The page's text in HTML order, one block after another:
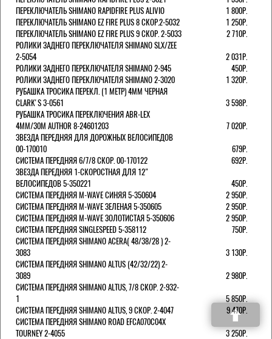
ПЕРЕКЛЮЧАТЕЛЬ SHIMANO RAPIDFIRE PLUS ALIVIO
1 800Р.
ПЕРЕКЛЮЧАТЕЛЬ SHIMANO EZ FIRE PLUS 8 СКОР.2-5032
1 250Р.
ПЕРЕКЛЮЧАТЕЛЬ SHIMANO EZ FIRE PLUS 9 СКОР. 2-5033
2 710Р.
РОЛИКИ ЗАДНЕГО ПЕРЕКЛЮЧАТЕЛЯ SHIMANO SLX/ZEE
2-5054
2 031Р.
РОЛИКИ ЗАДНЕГО ПЕРЕКЛЮЧАТЕЛЯ SHIMANO 2-945
450Р.
РОЛИКИ ЗАДНЕГО ПЕРЕКЛЮЧАТЕЛЯ SHIMANO 2-3020
1 320Р.
РУБАШКА ТРОСИКА ПЕРЕКЛ. (1 МЕТР) 4ММ ЧЕРНАЯ
СLARK'S 3-0561
3 598Р.
РУБАШКА ТРОСИКА ПЕРЕКЛЮЧЕНИЯ ABR-LEX
4MM/30M AUTHOR 8-24601203
7 020Р.
ЗВЕЗДА ПЕРЕДНЯЯ ДЛЯ ДОРОЖНЫХ ВЕЛОСИПЕДОВ
00-170010
679Р.
СИСТЕМА ПЕРЕДНЯЯ 6/7/8 СКОР. 00-170122
692Р.
ЗВЕЗДА ПЕРЕДНЯЯ 1-СКОРОСТНАЯ ДЛЯ 12"
ВЕЛОСИПЕДОВ 5-350221
450Р.
СИСТЕМА ПЕРЕДНЯЯ M-WAVE СИНЯЯ 5-350604
2 950Р.
СИСТЕМА ПЕРЕДНЯЯ M-WAVE ЗЕЛЕНАЯ 5-350605
2 950Р.
СИСТЕМА ПЕРЕДНЯЯ M-WAVE ЗОЛОТИСТАЯ 5-350606
2 950Р.
СИСТЕМА ПЕРЕДНЯЯ SINGLESPEED 5-358112
750Р.
СИСТЕМА ПЕРЕДНЯЯ SHIMANO ACERA( 48/38/28 ) 2-
3083
3 130Р.
СИСТЕМА ПЕРЕДНЯЯ SHIMANO ALTUS (42/32/22) 2-
3089
2 980Р.
СИСТЕМА ПЕРЕДНЯЯ SHIMANO ALTUS, 7/8 СКОР. 2-932-
1
5 850Р.
СИСТЕМА ПЕРЕДНЯЯ SHIMANO ALTUS, 9 СКОР. 2-4047
9 470Р.
СИСТЕМА ПЕРЕДНЯЯ SHIMANO ROAD EFCA070C04X
TOURNEY 2-4055
3 250Р.